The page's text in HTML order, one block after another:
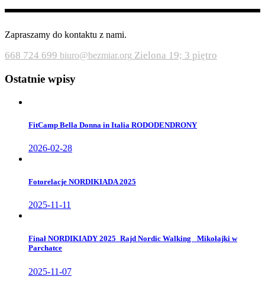
Zapraszamy do kontaktu z nami.
668 724 699 biuro@bezmiar.org Zielona 19; 3 piętro
Ostatnie wpisy
FitCamp Bella Donna in Italia RODODENDRONY
2026-02-28
Fotorelacje NORDIKIADA 2025
2025-11-11
Finał NORDIKIADY 2025_Rajd Nordic Walking _Mikołajki w
Parchatce
2025-11-07